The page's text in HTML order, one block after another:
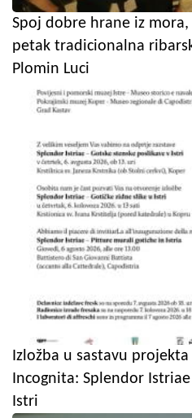
Spoj dobre hrane iz
petak tradicionalna
Plomin Luci
Izložba u sastavu
Incognita: Splendor
Istri